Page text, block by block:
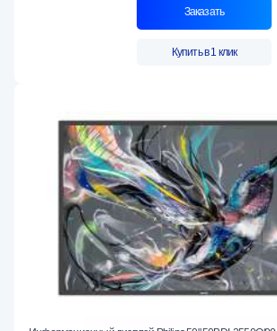
Заказать
Купить в 1 клик